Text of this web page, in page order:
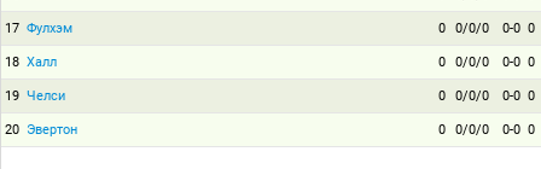
17 Фулхэм 0 0/0/0 0-0 0
18 Халл 0 0/0/0 0-0 0
19 Челси 0 0/0/0 0-0 0
20 Эвертон 0 0/0/0 0-0 0